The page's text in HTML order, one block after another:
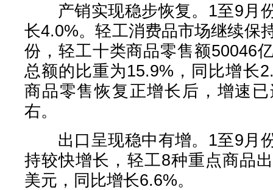
产销实现稳步恢复。1至9月
长4.0%。轻工消费品市场继续保
份，轻工十类商品零售额50046
总额的比重为15.9%，同比增长
商品零售恢复正增长后，增速
右。
出口呈现稳中有增。1至9月
持较快增长，轻工8种重点商品
美元，同比增长6.6%。